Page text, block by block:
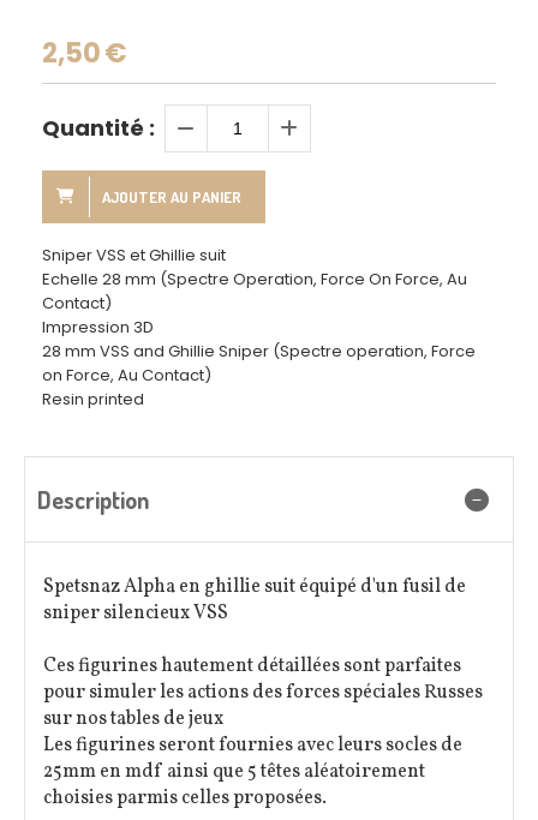
2,50€
Quantité :
AJOUTER AU PANIER
Sniper VSS et Ghillie suit
Echelle 28 mm (Spectre Operation, Force On Force, Au
Contact)
Impression 3D
28 mm VSS and Ghillie Sniper (Spectre operation, Force
on Force, Au Contact)
Resin printed
Description
Spetsnaz Alpha en ghillie suit équipé d'un fusil de
sniper silencieux VSS
Ces figurines hautement détaillées sont parfaites
pour simuler les actions des forces spéciales Russes
sur nos tables de jeux
Les figurines seront fournies avec leurs socles de
25mm en mdf ainsi que 5 têtes aléatoirement
choisies parmis celles proposées.